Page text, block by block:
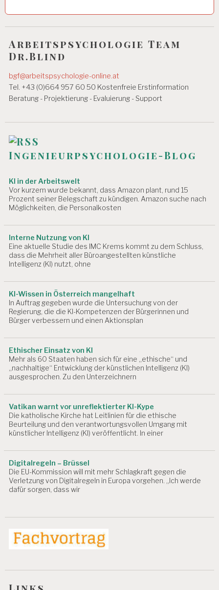
S
T
U
D
E
N
C
E
A
B
EI
T
U
D
S
U
D
H
EI
T
A
EI
T
S
B
I
N
G
U
E
N
A
EI
S
F
s
n
a
v
i
g
a
t
o
n
Arbeitspsychologie Team
Dr.Blind
bgf@arbeitspsychologie-online.at
Tel. +43 (0)664 957 60 50 Kostenfreie Erstinformation
Beratung - Projektierung - Evaluierung - Support
Ingenieurpsychologie-Blog
KI in der Arbeitswelt
Vor kurzem wurde bekannt, dass Amazon plant, rund 15
Prozent seiner Belegschaft zu kündigen. Amazon suche nach
Möglichkeiten, die Personalkosten
Interne Nutzung von KI
Eine aktuelle Studie des IMC Krems kommt zu dem Schluss,
dass die Mehrheit aller Büroangestellten künstliche
Intelligenz (KI) nutzt, ohne
KI-Wissen in Österreich mangelhaft
In Auftrag gegeben wurde die Untersuchung von der
Regierung, die die KI-Kompetenzen der Bürgerinnen und
Bürger verbessern und einen Aktionsplan
Ethischer Einsatz von KI
Mehr als 60 Staaten haben sich für eine „ethische“ und
„nachhaltige“ Entwicklung der künstlichen Intelligenz (KI)
ausgesprochen. Zu den Unterzeichnern
Vatikan warnt vor unreflektierter KI-Kype
Die katholische Kirche hat Leitlinien für die ethische
Beurteilung und den verantwortungsvollen Umgang mit
künstlicher Intelligenz (KI) veröffentlicht. In einer
Digitalregeln – Brüssel
Die EU-Kommission will mit mehr Schlagkraft gegen die
Verletzung von Digitalregeln in Europa vorgehen. „Ich werde
dafür sorgen, dass wir